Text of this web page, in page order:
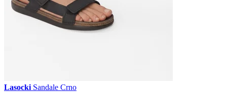
Lasocki Sandale Crno